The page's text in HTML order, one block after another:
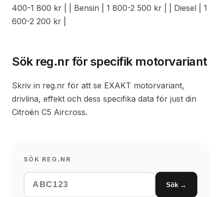
400-1 800 kr | | Bensin | 1 800-2 500 kr | | Diesel | 1
600-2 200 kr |
Sök reg.nr för specifik motorvariant
Skriv in reg.nr för att se EXAKT motorvariant,
drivlina, effekt och dess specifika data för just din
Citroën C5 Aircross.
SÖK REG.NR
Sök →